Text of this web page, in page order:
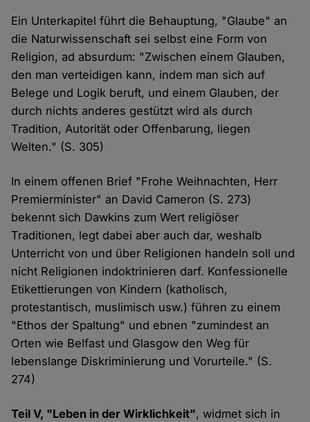
Ein Unterkapitel führt die Behauptung, "Glaube" an
die Naturwissenschaft sei selbst eine Form von
Religion, ad absurdum: "Zwischen einem Glauben,
den man verteidigen kann, indem man sich auf
Belege und Logik beruft, und einem Glauben, der
durch nichts anderes gestützt wird als durch
Tradition, Autorität oder Offenbarung, liegen
Welten." (S. 305)
In einem offenen Brief "Frohe Weihnachten, Herr
Premierminister" an David Cameron (S. 273)
bekennt sich Dawkins zum Wert religiöser
Traditionen, legt dabei aber auch dar, weshalb
Unterricht von und über Religionen handeln soll und
nicht Religionen indoktrinieren darf. Konfessionelle
Etikettierungen von Kindern (katholisch,
protestantisch, muslimisch usw.) führen zu einem
"Ethos der Spaltung" und ebnen "zumindest an
Orten wie Belfast und Glasgow den Weg für
lebenslange Diskriminierung und Vorurteile." (S.
274)
Teil V, "Leben in der Wirklichkeit", widmet sich in